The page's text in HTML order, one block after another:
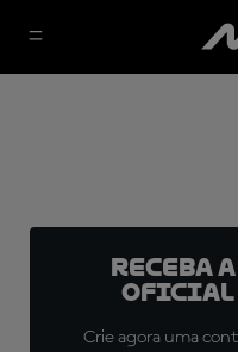
Receba
oficial
Crie agora uma